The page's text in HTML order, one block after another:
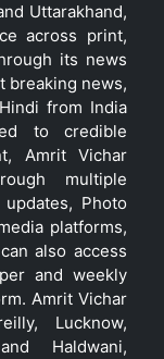
Uttarakhand,
across print,
its news
breaking news,
from India
to credible
Amrit Vichar
multiple
Photo
platforms,
also access
and weekly
Amrit Vichar
Lucknow,
Haldwani,